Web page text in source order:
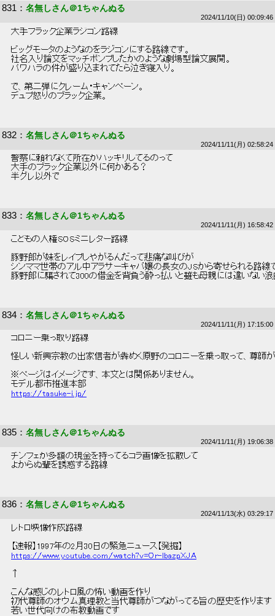
831 ： 名無しさん＠1ちゃんぬる
2024/11/10(日) 00:09:46
大手ブラック企業ラジコン路線
ビッグモータのようなのをラジコンにする路線です。
社名入り論文をマッチポンプしたかのような劇場型論文展開。
パワハラの件が盛り込まれてたら泣き寝入り。
で、第二弾にクレーム・キャンペーン。
デュプ怒りのブラック企業。
832 ： 名無しさん＠1ちゃんぬる
2024/11/11(月) 02:58:24
警察に頼れなくて所在がハッキリしてるのって
大手のブラック企業以外に何かある？
半グレ以外で
833 ： 名無しさん＠1ちゃんぬる
2024/11/11(月) 16:58:42
こどもの人権SOSミニレター路線
豚野郎が妹をレイプしやがるんだって悲痛な叫びが
シンママ世帯のアル中アラサーキャバ嬢の長女のJSから寄せられる路線
豚野郎に騙されて300の借金を背負う酔っ払いと雖も母親には違いない
834 ： 名無しさん＠1ちゃんぬる
2024/11/11(月) 17:15:00
コロニー乗っ取り路線
怪しい新興宗教の出家信者が犇めく原野のコロニーを乗っ取って、尊師
※ページはイメージです、本文とは関係ありません。
モデル都市推進本部
https://tasuke-i.jp/
835 ： 名無しさん＠1ちゃんぬる
2024/11/11(月) 19:06:38
チンフェが多額の現金を持ってるコラ画像を拡散して
よからぬ輩を誘惑する路線
836 ： 名無しさん＠1ちゃんぬる
2024/11/13(水) 03:29:17
レトロ映像作成路線
【速報】1997年の2月30日の緊急ニュース【発掘】
https://www.youtube.com/watch?v=Or-lbazpXJA
↑
こんな感じのレトロ風の怖い動画を作り
初代尊師のオウム真理教と当代尊師がつながってる旨の歴史を作ります
若い世代向けの布教動画です